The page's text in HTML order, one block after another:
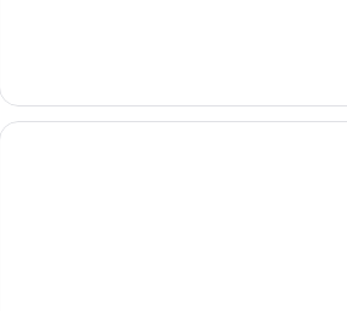
べ
て
詳
細
ー
の
ル
ー
ム